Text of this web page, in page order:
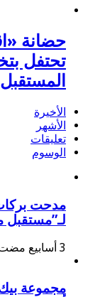
حضانة
المستقبل
الأخيرة
الأشهر
تعليقات
الوسوم
مدحت
لـ”مستقبل